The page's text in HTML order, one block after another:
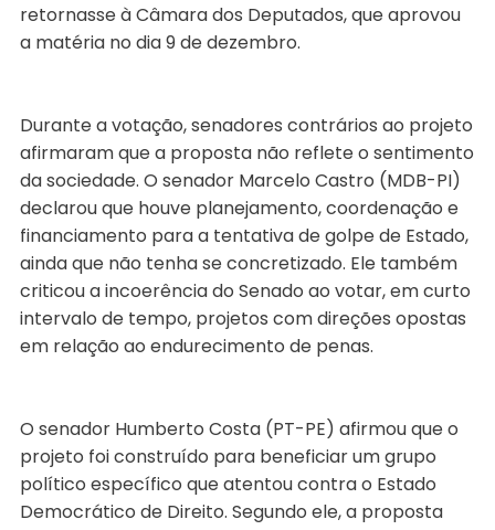
retornasse à Câmara dos Deputados, que aprovou
a matéria no dia 9 de dezembro.
Durante a votação, senadores contrários ao projeto
afirmaram que a proposta não reflete o sentimento
da sociedade. O senador Marcelo Castro (MDB-PI)
declarou que houve planejamento, coordenação e
financiamento para a tentativa de golpe de Estado,
ainda que não tenha se concretizado. Ele também
criticou a incoerência do Senado ao votar, em curto
intervalo de tempo, projetos com direções opostas
em relação ao endurecimento de penas.
O senador Humberto Costa (PT-PE) afirmou que o
projeto foi construído para beneficiar um grupo
político específico que atentou contra o Estado
Democrático de Direito. Segundo ele, a proposta